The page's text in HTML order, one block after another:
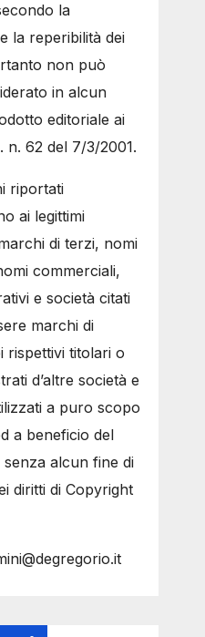
la
la reperibilità dei
non può
in alcun
editoriale ai
n. 62 del 7/3/2001.
riportati
ai legittimi
di terzi, nomi
commerciali,
e società citati
marchi di
rispettivi titolari o
d’altre società e
a puro scopo
a beneficio del
senza alcun fine di
diritti di Copyright